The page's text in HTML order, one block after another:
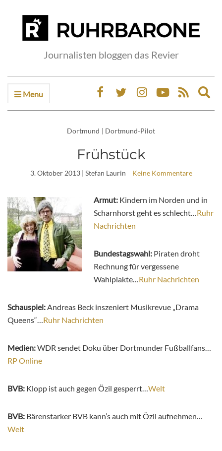
Journalisten bloggen das Revier
Menu
Dortmund | Dortmund-Pilot
Frühstück
3. Oktober 2013| Stefan Laurin Keine Kommentare
Armut: Kindern im Norden und in
Scharnhorst geht es schlecht…Ruhr
Nachrichten
Bundestagswahl: Piraten droht
Rechnung für vergessene
Wahlplakte…Ruhr Nachrichten
Schauspiel:Andreas Beck inszeniert Musikrevue „Drama
Queens“…Ruhr Nachrichten
Medien:WDR sendet Doku über Dortmunder Fußballfans…
RP Online
BVB: Klopp ist auch gegen Özil gesperrt…Welt
BVB: Bärenstarker BVB kann’s auch mit Özil aufnehmen…
Welt